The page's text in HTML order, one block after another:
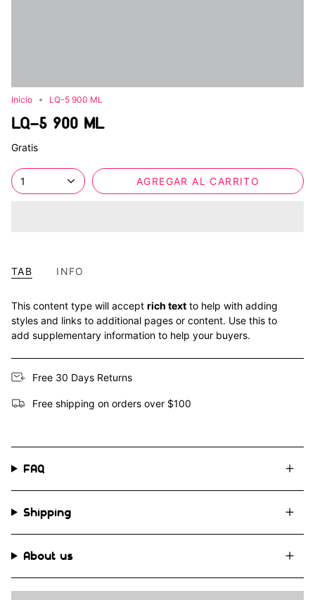
Inicio LQ-5 900 ML
LQ-5 900 ML
Gratis
1 AGREGAR AL CARRITO
TAB INFO
This content type will accept rich text to help with adding
styles and links to additional pages or content. Use this to
add supplementary information to help your buyers.
Free 30 Days Returns
Free shipping on orders over $100
FAQ
Shipping
About us